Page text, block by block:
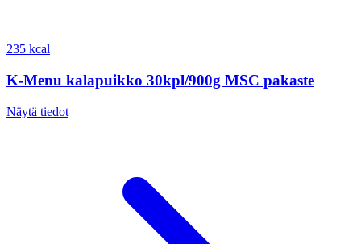
235 kcal
K-Menu kalapuikko 30kpl/900g MSC pakaste
Näytä tiedot